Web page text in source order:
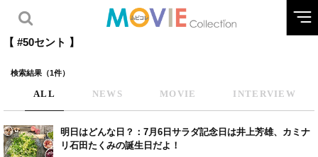
【 #50セント 】
検索結果（1件）
ALL NEWS MOVIE INTERVIEW
明日はどんな日？：7月6日サラダ記念日は井上芳雄、カミナ
リ石田たくみの誕生日だよ！